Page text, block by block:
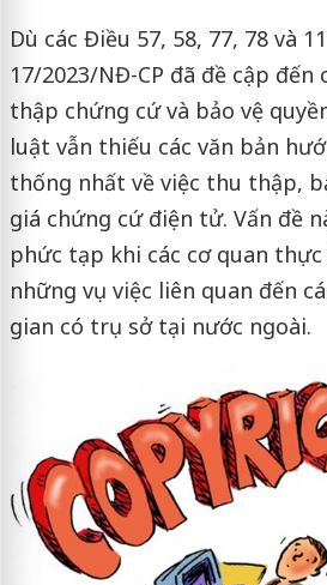
Dù các Điều 57, 58, 77, 78 và
17/2023/NĐ-CP đã đề cập
thập chứng cứ và bảo vệ
luật vẫn thiếu các văn bản
thống nhất về việc thu thập,
giá chứng cứ điện tử. Vấn đề
phức tạp khi các cơ quan
những vụ việc liên quan đến
gian có trụ sở tại nước ngoài.